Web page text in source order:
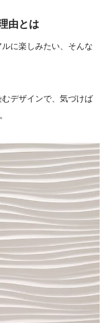
由とは
に楽しみたい、そんな
デザインで、気づけば